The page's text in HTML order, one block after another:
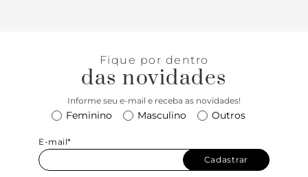
Fique por dentro
das novidades
Informe seu e-mail e receba as novidades!
Feminino Masculino Outros
E-mail*
Cadastrar